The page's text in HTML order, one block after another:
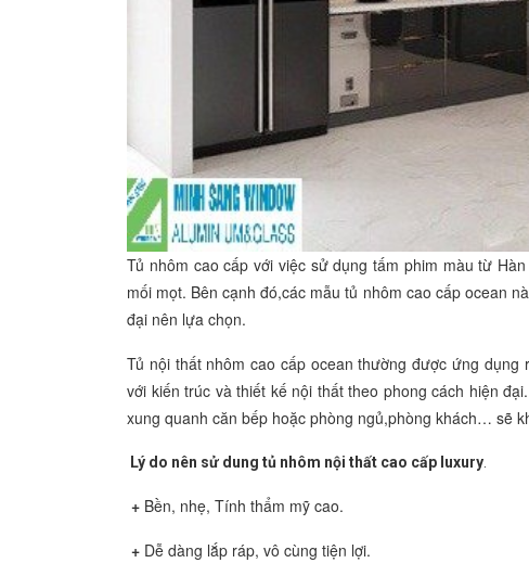
Tủ nhôm cao cấp với việc sử dụng tấm phim màu từ
mối mọt. Bên cạnh đó,các mẫu tủ nhôm cao cấp ocean n
đại nên lựa chọn.
Tủ nội thất nhôm cao cấp ocean thường được ứng
với kiến trúc và thiết kế nội thất theo phong cách hiện
xung quanh căn bếp hoặc phòng ngủ,phòng khách… sẽ
Lý do nên sử dung tủ nhôm nội thất cao cấp luxury.
+ Bền, nhẹ, Tính thẩm mỹ cao.
+ Dễ dàng lắp ráp, vô cùng tiện lợi.